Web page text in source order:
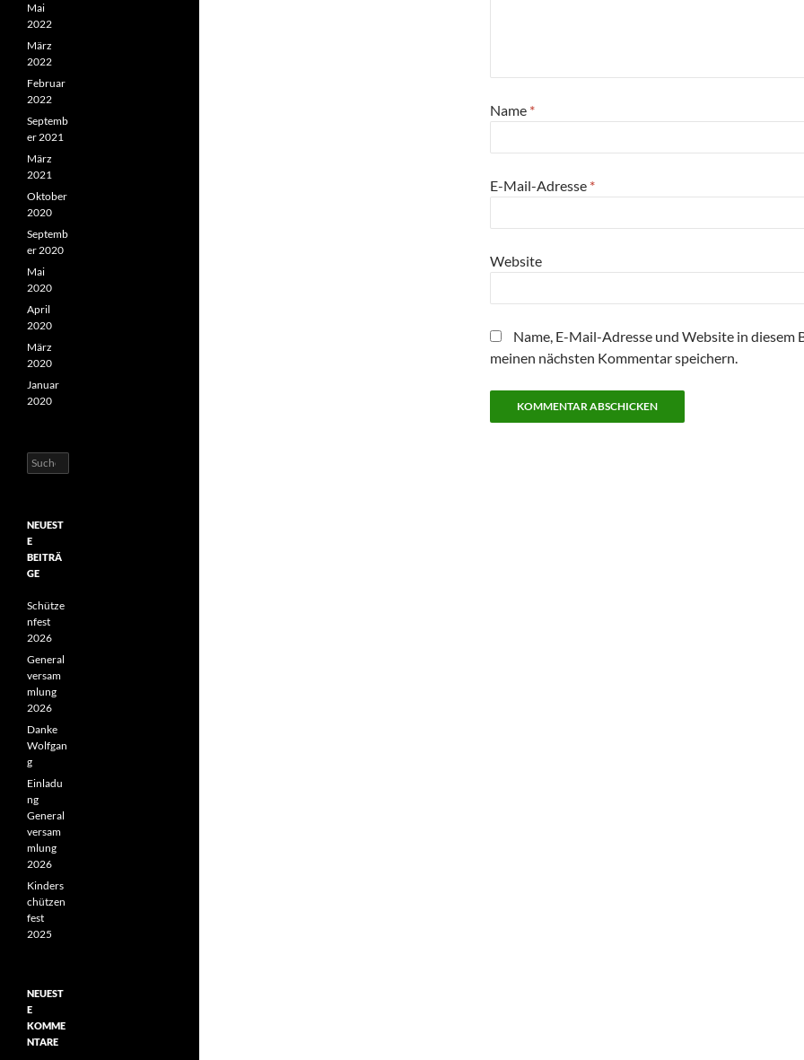
Name *
E-Mail-Adresse *
Website
Name, E-Mail-Adresse und Website in diesem
meinen nächsten Kommentar speichern.
Mai
2022
März
2022
Februar
2022
Septemb
er 2021
März
2021
Oktober
2020
Septemb
er 2020
Mai
2020
April
2020
März
2020
Januar
2020
Suchen
nach:
NEUEST
E
BEITRÄ
GE
Schütze
nfest
2026
General
versam
mlung
2026
Danke
Wolfgan
g
Einladu
ng
General
versam
mlung
2026
Kinders
chützen
fest
2025
NEUEST
E
KOMME
NTARE